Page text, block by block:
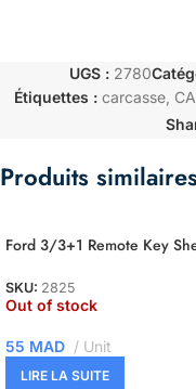
UGS : 2780
Étiquettes : carcasse,
Produits similaires
Ford 3/3+1 Remote Key
SKU: 2825
Out of stock
55 MAD Unit
LIRE LA SUITE